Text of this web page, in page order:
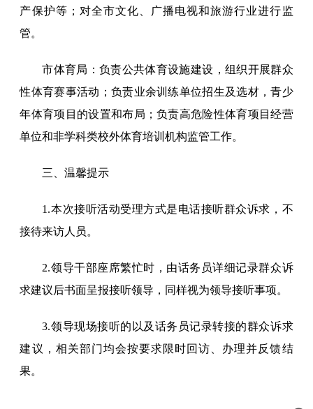
产保护等；对全市文化、广播电视和旅游行业进行监
管。
市体育局：负责公共体育设施建设，组织开展群众
性体育赛事活动；负责业余训练单位招生及选材，青少
年体育项目的设置和布局；负责高危险性体育项目经营
单位和非学科类校外体育培训机构监管工作。
三、温馨提示
1.本次接听活动受理方式是电话接听群众诉求，不
接待来访人员。
2.领导干部座席繁忙时，由话务员详细记录群众诉
求建议后书面呈报接听领导，同样视为领导接听事项。
3.领导现场接听的以及话务员记录转接的群众诉求
建议，相关部门均会按要求限时回访、办理并反馈结
果。